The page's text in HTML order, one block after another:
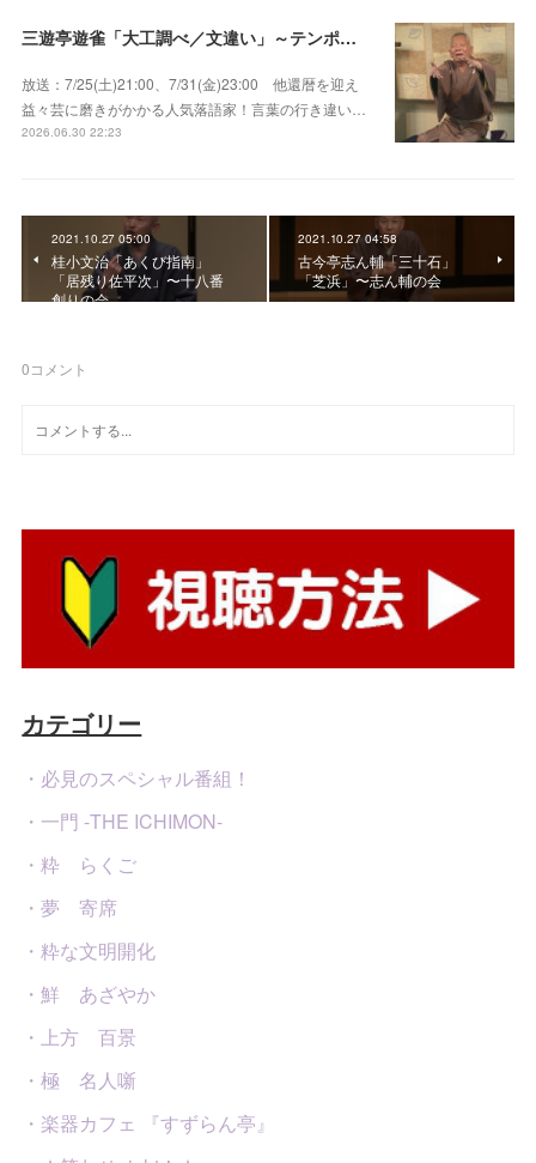
三遊亭遊雀「大工調べ／文違い」～テンポよくたたみかける語り口で人気・実力とも屈指！
放送：7/25(土)21:00、7/31(金)23:00 他還暦を迎え
益々芸に磨きがかかる人気落語家！言葉の行き違い…
2026.06.30 22:23
2021.10.27 05:00
桂小文治「あくび指南」
「居残り佐平次」〜十八番
創りの会
2021.10.27 04:58
古今亭志ん輔「三十石」
「芝浜」〜志ん輔の会
0コメント
カテゴリー
・必見のスペシャル番組！
・一門 -THE ICHIMON-
・粋 らくご
・夢 寄席
・粋な文明開化
・鮮 あざやか
・上方 百景
・極 名人噺
・楽器カフェ 『すずらん亭』